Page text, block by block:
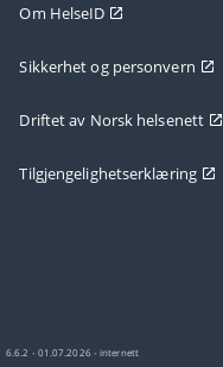
Om HelseID
Sikkerhet og personvern
Driftet av Norsk helsenett
Tilgjengelighetserklæring
6.6.2 - 01.07.2026 - internett